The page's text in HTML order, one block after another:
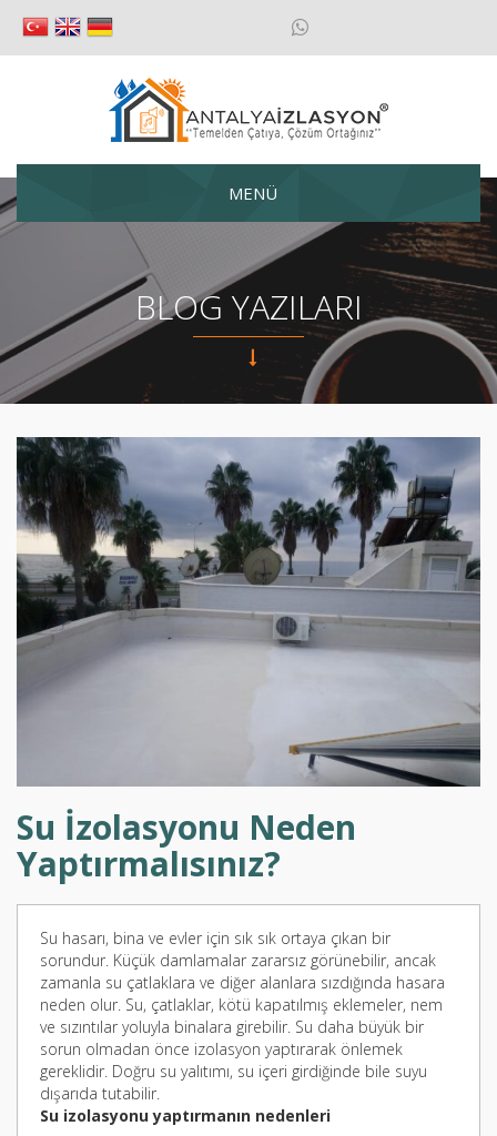
MENÜ
BLOG YAZILARI
Su İzolasyonu Neden
Yaptırmalısınız?
Su hasarı, bina ve evler için sık sık ortaya çıkan bir
sorundur. Küçük damlamalar zararsız görünebilir, ancak
zamanla su çatlaklara ve diğer alanlara sızdığında hasara
neden olur. Su, çatlaklar, kötü kapatılmış eklemeler, nem
ve sızıntılar yoluyla binalara girebilir. Su daha büyük bir
sorun olmadan önce izolasyon yaptırarak önlemek
gereklidir. Doğru su yalıtımı, su içeri girdiğinde bile suyu
dışarıda tutabilir.
Su izolasyonu yaptırmanın nedenleri